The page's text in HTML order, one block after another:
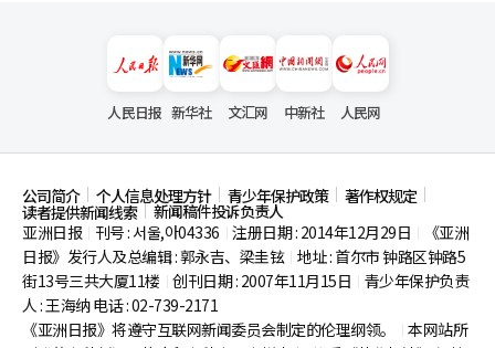
人民日报 新华社 文汇网 中新社 人民网
公司简介 个人信息处理方针 青少年保护政策 著作权规定
读者提供新闻线索
新闻稿件投诉负责人
亚洲日报
刊号 : 서울,아04336 注册日期 : 2014年12月29日
《亚洲
日报》发行人及总编辑 : 郭永吉、梁圭铉 地址 : 首尔市钟路区钟路5
街13号三共大厦11楼 创刊日期 : 2007年11月15日
青少年保护负责
人 : 王海纳 电话 : 02-739-2171
《亚洲日报》将遵守互联网新闻委员会制定的伦理纲领。
本网站所